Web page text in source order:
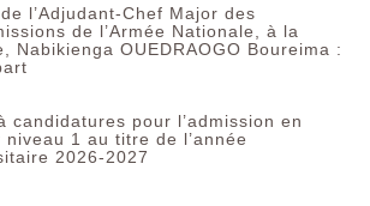
l’Adjudant-Chef Major des
de l’Armée Nationale, à la
Nabikienga OUEDRAOGO Boureima :
candidatures pour l’admission en
niveau 1 au titre de l’année
2026-2027